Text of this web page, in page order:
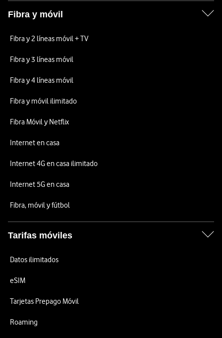
Fibra y móvil
Fibra y 2 líneas móvil + TV
Fibra y 3 líneas móvil
Fibra y 4 líneas móvil
Fibra y móvil ilimitado
Fibra Móvil y Netflix
Internet en casa
Internet 4G en casa ilimitado
Internet 5G en casa
Fibra, móvil y fútbol
Tarifas móviles
Datos ilimitados
eSIM
Tarjetas Prepago Móvil
Roaming